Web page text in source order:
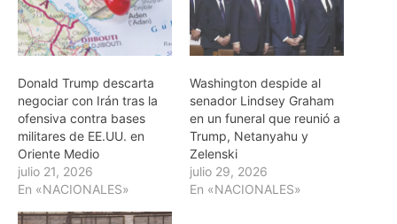
Donald Trump descarta
negociar con Irán tras la
ofensiva contra bases
militares de EE.UU. en
Oriente Medio
julio 21, 2026
En «NACIONALES»
Washington despide al
senador Lindsey Graham
en un funeral que reunió a
Trump, Netanyahu y
Zelenski
julio 29, 2026
En «NACIONALES»